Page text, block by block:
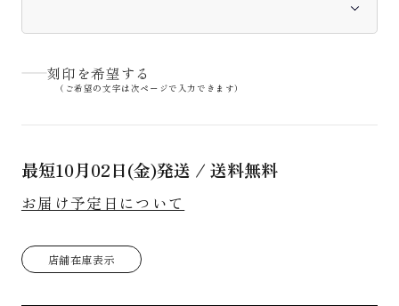
刻印を希望する
（ご希望の文字は次ページで入力できます）
最短10月02日(金)発送 / 送料無料
お届け予定日について
店舗在庫表示